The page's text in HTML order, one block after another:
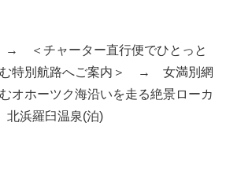
→ ＜チャーター直行便でひとっと
む特別航路へご案内＞ → 女満別網
ホーツク海沿いを走る絶景ローカ
浜羅臼温泉(泊)